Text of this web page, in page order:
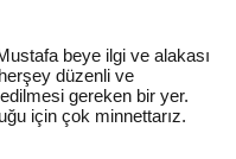
beye ilgi ve alakası
düzenli ve
gereken bir yer.
için çok minnettarız.